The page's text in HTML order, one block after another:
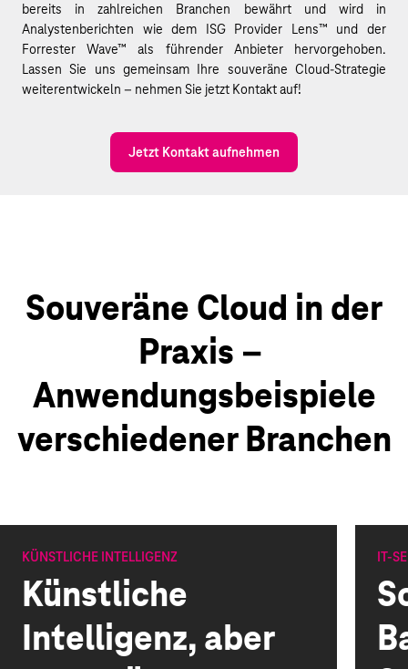
bereits in zahlreichen Branchen bewährt und wird in
Analystenberichten wie dem ISG Provider Lens™ und der
Forrester Wave™ als führender Anbieter hervorgehoben.
Lassen Sie uns gemeinsam Ihre souveräne Cloud-Strategie
weiterentwickeln – nehmen Sie jetzt Kontakt auf!
Jetzt Kontakt aufnehmen
Souveräne Cloud in der
Praxis –
Anwendungsbeispiele
verschiedener Branchen
KÜNSTLICHE INTELLIGENZ
Künstliche
Intelligenz, aber
IT-